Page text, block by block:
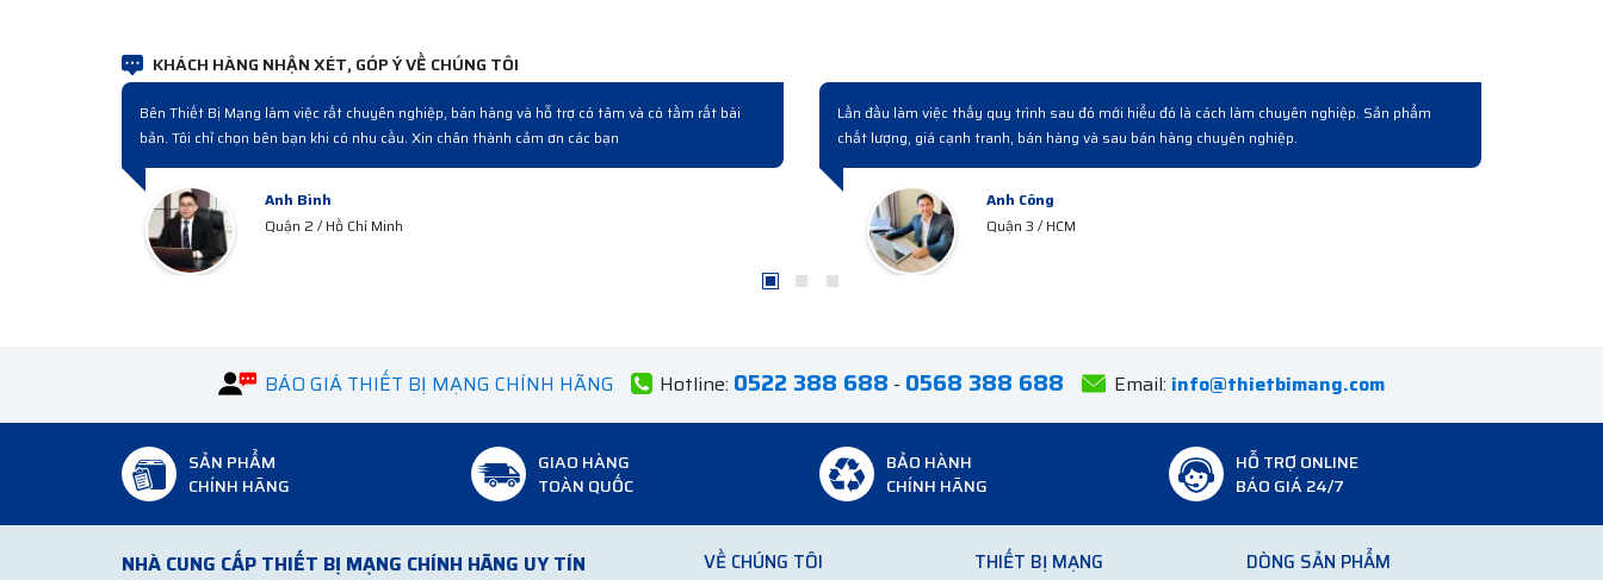
KHÁCH HÀNG NHẬN XÉT, GÓP Ý VỀ CHÚNG TÔI
chuyên nghiệp. Sản phẩm
Đợt rồi công ty cải tạo nâng cấp hệ thống có mua mấy bộ switch bên này. Làm việc chuyên
nghiệp từ lúc hỏi mua đến giao hàng và bàn giao rất chuyên nghiệp...
Có người quen giới thiêụ và làm việc qua lấy lô hàng. Về cơ bản là được từ chất lượng hàng
hoá, giá cả và cách phục vụ khách hàng bài bản chuyên nghiệp.
BÁO GIÁ THIẾT BỊ MẠNG CHÍNH HÃNG Hotline: 0522 388 688 - 0568 388 688 Email: info@thietbimang.com
SẢN PHẨM
CHÍNH HÃNG
GIAO HÀNG
TOÀN QUỐC
BẢO HÀNH
CHÍNH HÃNG
HỖ TRỢ ONLINE
BÁO GIÁ 24/7
NHÀ CUNG CẤP THIẾT BỊ MẠNG CHÍNH HÃNG UY TÍN VỀ CHÚNG TÔI THIẾT BỊ MẠNG DÒNG SẢN PHẨM